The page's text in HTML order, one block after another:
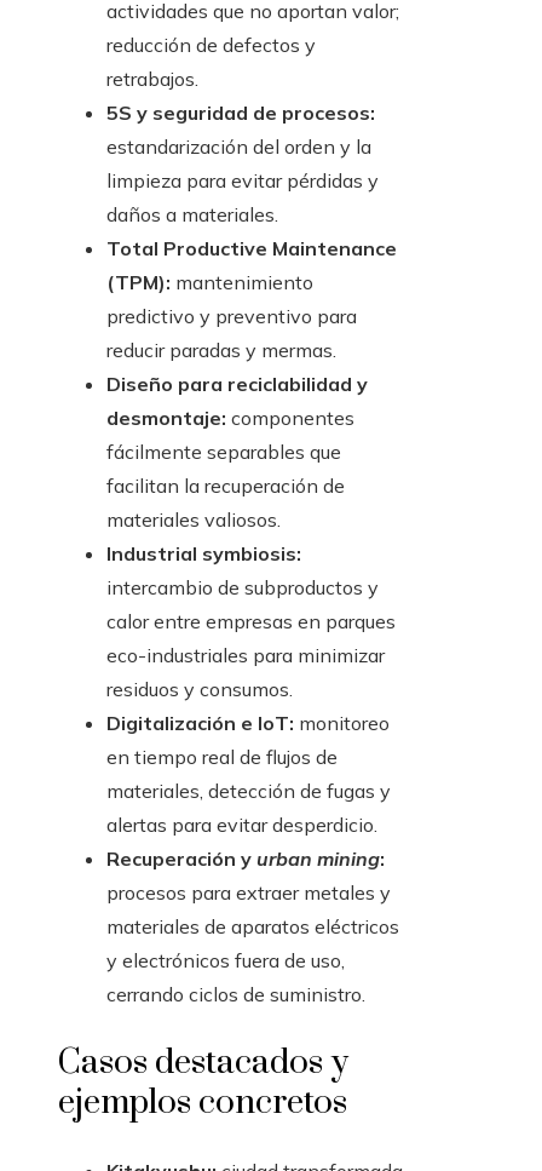
actividades que no aportan valor;
reducción de defectos y
retrabajos.
5S y seguridad de procesos:
estandarización del orden y la
limpieza para evitar pérdidas y
daños a materiales.
Total Productive Maintenance
(TPM): mantenimiento
predictivo y preventivo para
reducir paradas y mermas.
Diseño para reciclabilidad y
desmontaje: componentes
fácilmente separables que
facilitan la recuperación de
materiales valiosos.
Industrial symbiosis:
intercambio de subproductos y
calor entre empresas en parques
eco-industriales para minimizar
residuos y consumos.
Digitalización e IoT: monitoreo
en tiempo real de flujos de
materiales, detección de fugas y
alertas para evitar desperdicio.
Recuperación y urban mining:
procesos para extraer metales y
materiales de aparatos eléctricos
y electrónicos fuera de uso,
cerrando ciclos de suministro.
Casos destacados y
ejemplos concretos